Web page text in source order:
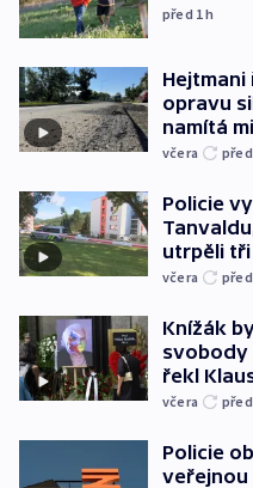
před 1h
Hejtmani
opravu
namítá
včera
Policie
utrpěli
včera
Knížák
svobody
řekl
včera před
Policie
veřejnou